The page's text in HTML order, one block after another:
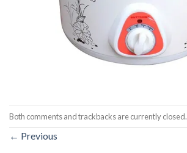
Both comments and trackbacks are currently closed.
← Previous